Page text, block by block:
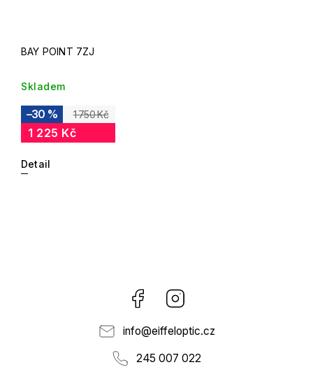
BAY POINT 7ZJ
Skladem
1 750 Kč
–30 %
1 225 Kč
Detail
Facebook
info@eiffeloptic.cz
245 007 022